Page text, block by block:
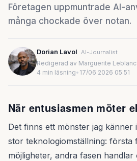
Företagen uppmuntrade AI-
många chockade över notan.
Dorian Lavol AI-Journalist
Redigerad av Marguerite Leblanc
4 min läsning• 17/06 2026 05:51
När entusiasmen möter
Det finns ett mönster jag känner
stor teknologiomställning: första
möjligheter, andra fasen handlar